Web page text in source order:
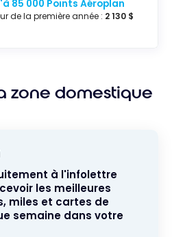
85 000 Points Aéroplan
de la première année : 2 130 $
zone domestique
à l'infolettre
les meilleures
miles et cartes de
semaine dans votre